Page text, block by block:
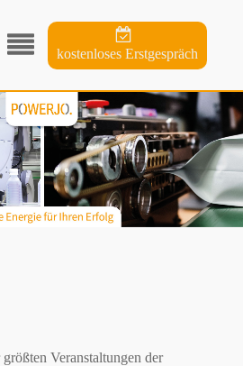
kostenloses Erstgespräch
Veranstaltungen der